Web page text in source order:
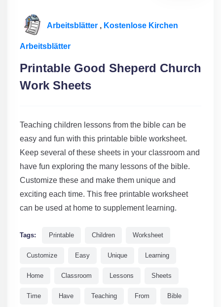
Arbeitsblätter , Kostenlose Kirchen
Arbeitsblätter
Printable Good Sheperd Church
Work Sheets
Teaching children lessons from the bible can be
easy and fun with this printable bible worksheet.
Keep several of these sheets in your classroom and
have fun exploring the many lessons of the bible.
Customize these and make them unique and
exciting each time. This free printable worksheet
can be used at home to supplement learning.
Tags: Printable Children Worksheet
Customize Easy Unique Learning
Home Classroom Lessons Sheets
Time Have Teaching From Bible